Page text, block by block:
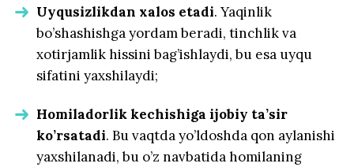
Uyqusizlikdan xalos etadi. Yaqinlik
bo’shashishga yordam beradi, tinchlik va
xotirjamlik hissini bag’ishlaydi, bu esa uyqu
sifatini yaxshilaydi;
Homiladorlik kechishiga ijobiy ta’sir
ko’rsatadi. Bu vaqtda yo’ldoshda qon aylanishi
yaxshilanadi, bu o’z navbatida homilaning